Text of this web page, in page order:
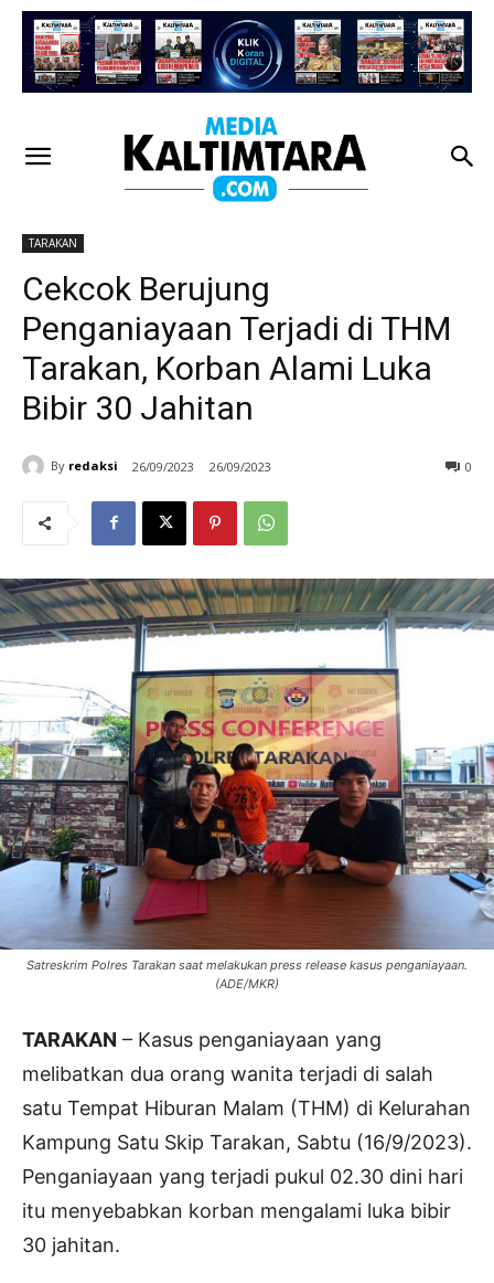
TARAKAN
Cekcok Berujung
Penganiayaan Terjadi di THM
Tarakan, Korban Alami Luka
Bibir 30 Jahitan
By redaksi 26/09/2023 26/09/2023 0
Satreskrim Polres Tarakan saat melakukan press release kasus penganiayaan.
(ADE/MKR)
TARAKAN – Kasus penganiayaan yang
melibatkan dua orang wanita terjadi di salah
satu Tempat Hiburan Malam (THM) di Kelurahan
Kampung Satu Skip Tarakan, Sabtu (16/9/2023).
Penganiayaan yang terjadi pukul 02.30 dini hari
itu menyebabkan korban mengalami luka bibir
30 jahitan.